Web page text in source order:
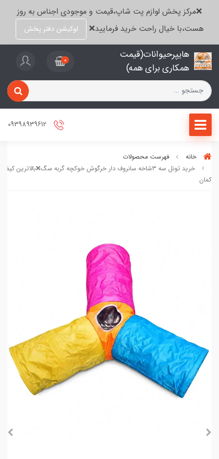
❌مرکز پخش لوازم پت شاپ،قیمت و موجودی اجناس به روز
هست،با خیال راحت خرید فرمایید❌
لوکیشن دفتر پخش
هایپرحیوانات(قیمت
همکاری برای همه)
0
خانه
فهرست محصولات
خرید تونل سه ۳شاخه سانروف دار خرگوش خوکچه گربه سگ❌بالاترین
کمان